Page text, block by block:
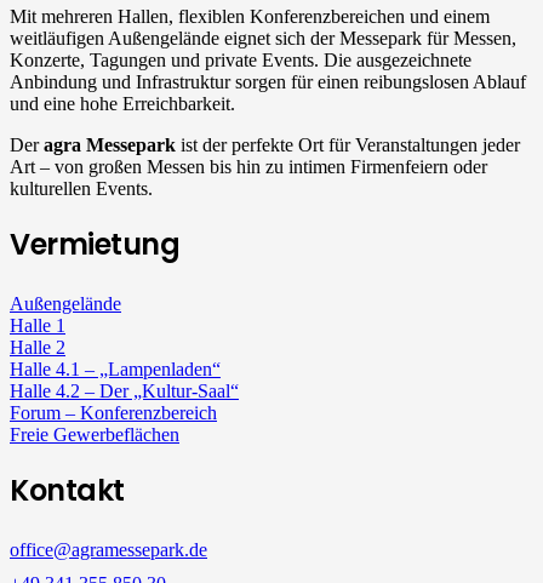
Mit mehreren Hallen, flexiblen Konferenzbereichen und einem
weitläufigen Außengelände eignet sich der Messepark für Messen,
Konzerte, Tagungen und private Events. Die ausgezeichnete
Anbindung und Infrastruktur sorgen für einen reibungslosen Ablauf
und eine hohe Erreichbarkeit.
Deragra Messepark ist der perfekte Ort für Veranstaltungen jeder
Art – von großen Messen bis hin zu intimen Firmenfeiern oder
kulturellen Events.
Vermietung
Außengelände
Halle 1
Halle 2
Halle 4.1 – „Lampenladen“
Halle 4.2 – Der „Kultur-Saal“
Forum – Konferenzbereich
Freie Gewerbeflächen
Kontakt
office@agramessepark.de